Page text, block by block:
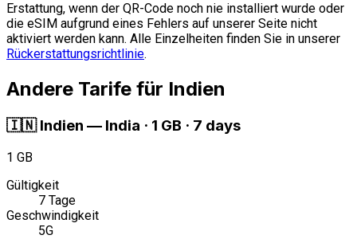
Erstattung, wenn der QR-Code noch nie installiert wurde oder
die eSIM aufgrund eines Fehlers auf unserer Seite nicht
aktiviert werden kann. Alle Einzelheiten finden Sie in unserer
Rückerstattungsrichtlinie.
Andere Tarife für Indien
🇮🇳 Indien — India · 1 GB · 7 days
1 GB
Gültigkeit
7 Tage
Geschwindigkeit
5G